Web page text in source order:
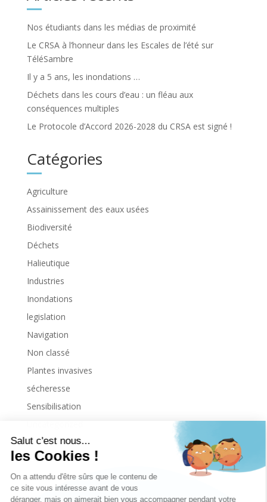
Nos étudiants dans les médias de proximité
Le CRSA à l’honneur dans les Escales de l’été sur
TéléSambre
Il y a 5 ans, les inondations …
Déchets dans les cours d’eau : un fléau aux
conséquences multiples
Le Protocole d’Accord 2026-2028 du CRSA est signé !
Catégories
Agriculture
Assainissement des eaux usées
Biodiversité
Déchets
Halieutique
Industries
Inondations
legislation
Navigation
Non classé
Plantes invasives
sécheresse
Sensibilisation